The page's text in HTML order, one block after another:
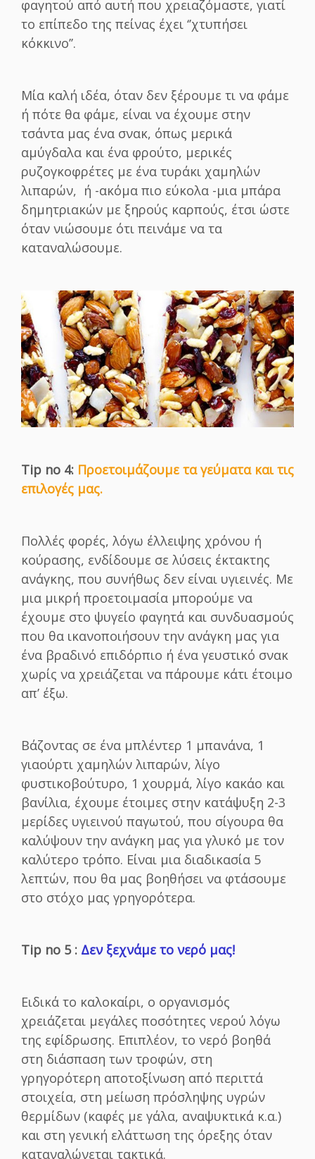
φαγητού από αυτή που χρειαζόμαστε, γιατί
το επίπεδο της πείνας έχει ‘’χτυπήσει
κόκκινο’’.
Μία καλή ιδέα, όταν δεν ξέρουμε τι να φάμε
ή πότε θα φάμε, είναι να έχουμε στην
τσάντα μας ένα σνακ, όπως μερικά
αμύγδαλα και ένα φρούτο, μερικές
ρυζογκοφρέτες με ένα τυράκι χαμηλών
λιπαρών, ή -ακόμα πιο εύκολα -μια μπάρα
δημητριακών με ξηρούς καρπούς, έτσι ώστε
όταν νιώσουμε ότι πεινάμε να τα
καταναλώσουμε.
Tip no 4: Προετοιμάζουμε τα γεύματα και τις
επιλογές μας.
Πολλές φορές, λόγω έλλειψης χρόνου ή
κούρασης, ενδίδουμε σε λύσεις έκτακτης
ανάγκης, που συνήθως δεν είναι υγιεινές. Με
μια μικρή προετοιμασία μπορούμε να
έχουμε στο ψυγείο φαγητά και συνδυασμούς
που θα ικανοποιήσουν την ανάγκη μας για
ένα βραδινό επιδόρπιο ή ένα γευστικό σνακ
χωρίς να χρειάζεται να πάρουμε κάτι έτοιμο
απ’ έξω.
Βάζοντας σε ένα μπλέντερ 1 μπανάνα, 1
γιαούρτι χαμηλών λιπαρών, λίγο
φυστικοβούτυρο, 1 χουρμά, λίγο κακάο και
βανίλια, έχουμε έτοιμες στην κατάψυξη 2-3
μερίδες υγιεινού παγωτού, που σίγουρα θα
καλύψουν την ανάγκη μας για γλυκό με τον
καλύτερο τρόπο. Είναι μια διαδικασία 5
λεπτών, που θα μας βοηθήσει να φτάσουμε
στο στόχο μας γρηγορότερα.
Tip no 5 : Δεν ξεχνάμε το νερό μας!
Ειδικά το καλοκαίρι, ο οργανισμός
χρειάζεται μεγάλες ποσότητες νερού λόγω
της εφίδρωσης. Επιπλέον, το νερό βοηθά
στη διάσπαση των τροφών, στη
γρηγορότερη αποτοξίνωση από περιττά
στοιχεία, στη μείωση πρόσληψης υγρών
θερμίδων (καφές με γάλα, αναψυκτικά κ.α.)
και στη γενική ελάττωση της όρεξης όταν
καταναλώνεται τακτικά.